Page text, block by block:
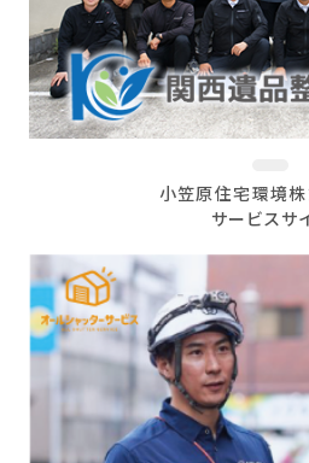
小笠原住宅環境
サービスサ